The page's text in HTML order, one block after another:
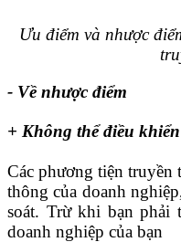
Ưu điểm và nhược
- Về nhược điểm
+ Không thể điều
Các phương tiện
thông của doanh
soát. Trừ khi bạn phải
doanh nghiệp của bạn